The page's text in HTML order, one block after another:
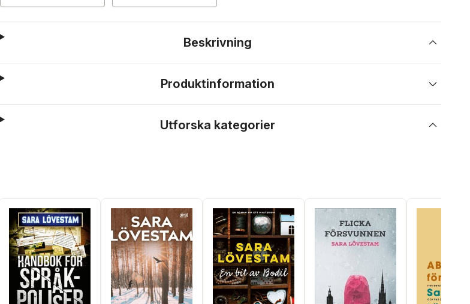
Beskrivning
Produktinformation
Utforska kategorier